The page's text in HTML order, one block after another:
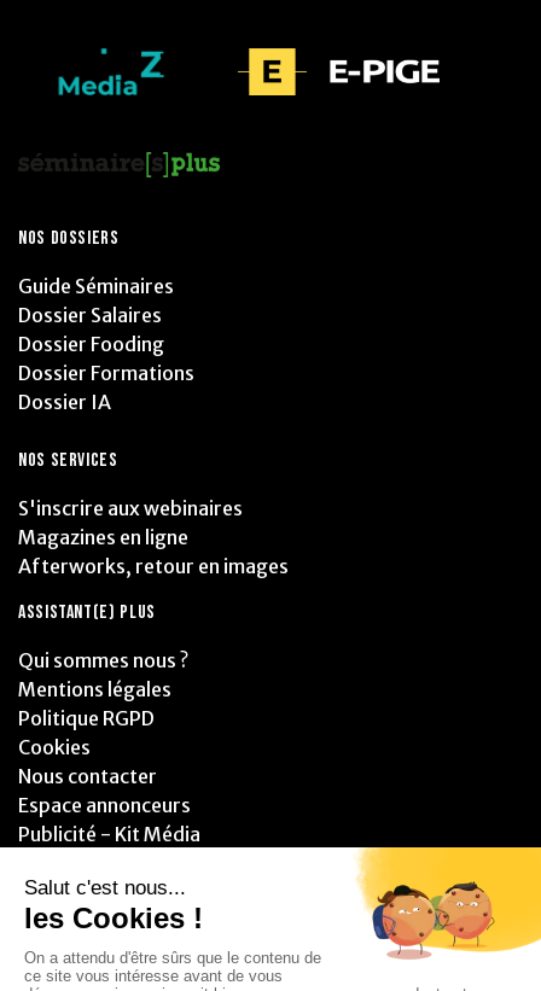
NOS DOSSIERS
Guide Séminaires
Dossier Salaires
Dossier Fooding
Dossier Formations
Dossier IA
NOS SERVICES
S'inscrire aux webinaires
Magazines en ligne
Afterworks, retour en images
ASSISTANT(E) PLUS
Qui sommes nous ?
Mentions légales
Politique RGPD
Cookies
Nous contacter
Espace annonceurs
Publicité - Kit Média
PARTENAIRES